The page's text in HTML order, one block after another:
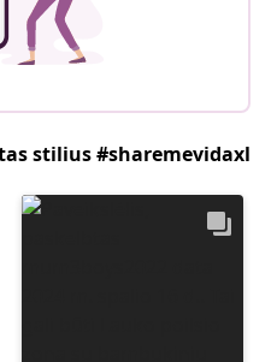
stilius #sharemevidaxl